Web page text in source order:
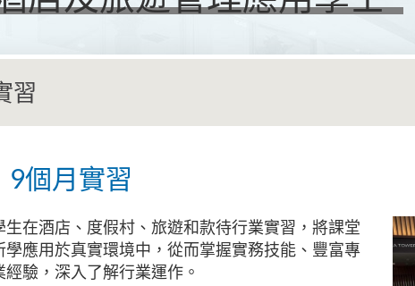
習
9個月實習
生在酒店、度假村、旅遊和款待行業實習，將課堂
學應用於真實環境中，從而掌握實務技能、豐富專
經驗，深入了解行業運作。